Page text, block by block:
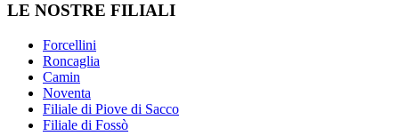
LE NOSTRE FILIALI
Forcellini
Roncaglia
Camin
Noventa
Filiale di Piove di Sacco
Filiale di Fossò